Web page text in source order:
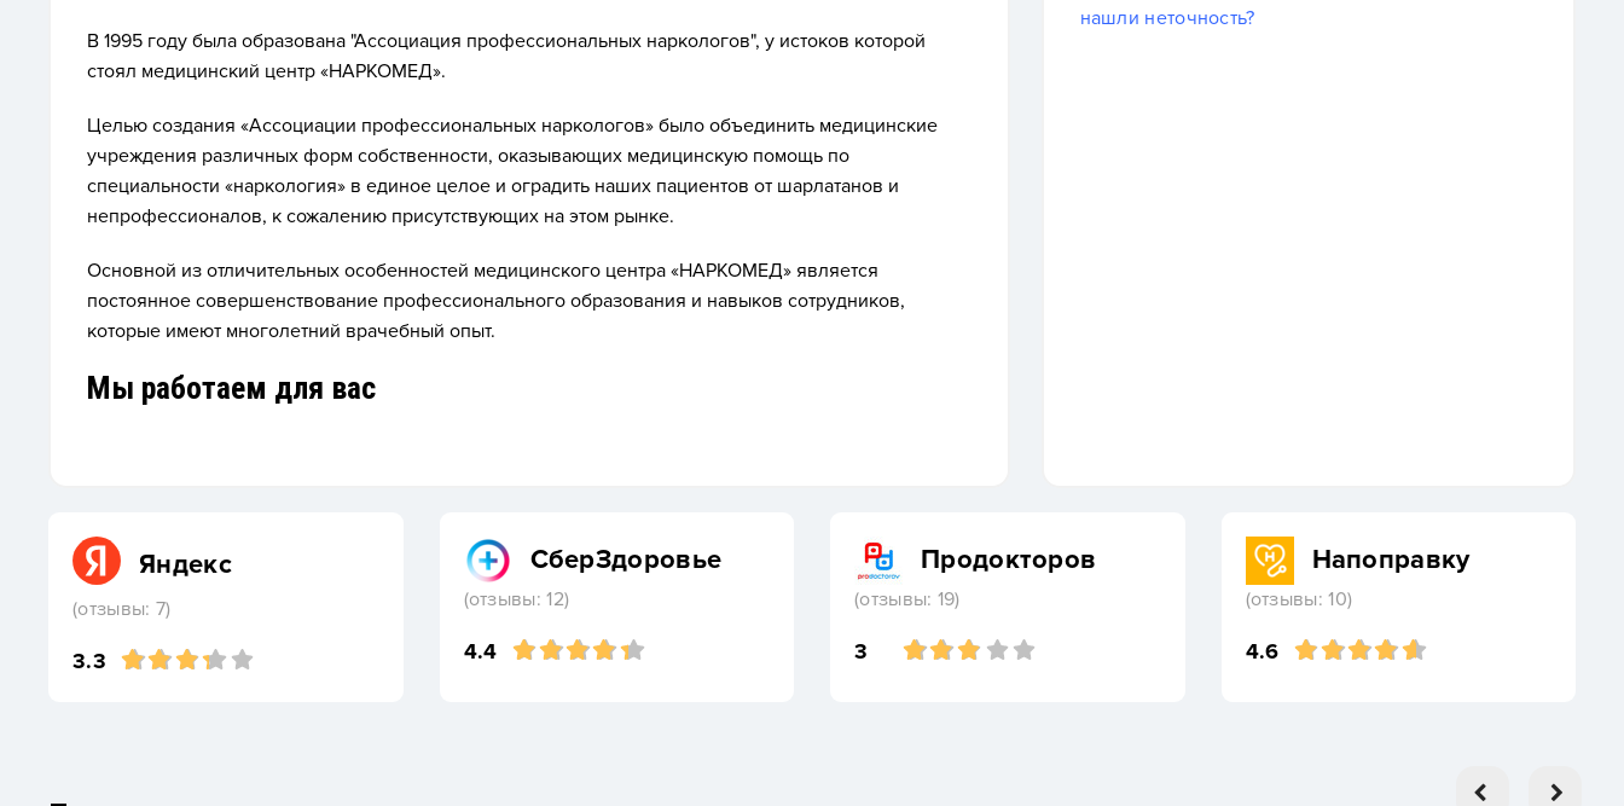
В 1995 году была образована "Ассоциация профессиональных наркологов", у истоков которой
стоял медицинский центр «НАРКОМЕД».
Целью создания «Ассоциации профессиональных наркологов» было объединить медицинские
учреждения различных форм собственности, оказывающих медицинскую помощь по
специальности «наркология» в единое целое и оградить наших пациентов от шарлатанов и
непрофессионалов, к сожалению присутствующих на этом рынке.
Основной из отличительных особенностей медицинского центра «НАРКОМЕД» является
постоянное совершенствование профессионального образования и навыков сотрудников,
которые имеют многолетний врачебный опыт.
Мы работаем для вас
нашли неточность?
Яндекс
(отзывы: 7)
3.3
СберЗдоровье
(отзывы: 12)
4.4
Продокторов
(отзывы: 19)
3
Напоправку
(отзывы: 10)
4.6